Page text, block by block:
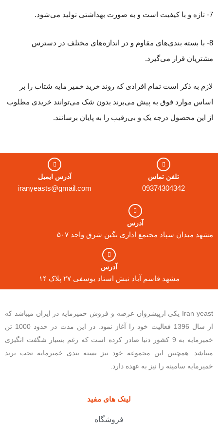
7- تازه و با کیفیت است و به صورت بهداشتی تولید می‌شود.
8- با بسته بندی‌های مقاوم و در اندازه‌های مختلف در دسترس
مشتریان قرار می‌گیرد.
لازم به ذکر است تمام افرادی که روند خرید خمیر مایه شتاب را بر
اساس موارد فوق به پیش می‌برند بدون شک می‌توانند خریدی مطلوب
از این محصول درجه یک و بی‌رقیب را به پایان برسانند.
تلفن تماس
09374304342
آدرس ایمیل
iranyeasts@gmail.com
آدرس
مشهد میدان سپاد مجتمع اداری نگین شرق واحد ۵۰۷
آدرس
مشهد قاسم آباد نبش استاد یوسفی ۲۷ پلاک ۱۴
Iran yeast یکی ازپیشروان عرضه و فروش خمیرمایه در ایران میباشد که
از سال 1396 فعالیت خود را آغاز نمود. در این مدت در حدود 1000 تن
خمیرمایه به 9 کشور دنیا صادر کرده است که رغم بسیار شگفت انگیزی
میباشد. همچنین این مجموعه خود نیز بسته بندی خمیرمایه تحت برند
خمیرمایه سامینه را نیز به عهده دارد.
لینک های مفید
فروشگاه